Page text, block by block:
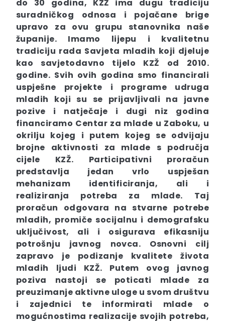
do 30 godina, KZŽ ima dugu tradiciju
suradničkog odnosa i pojačane brige
upravo za ovu grupu stanovnika naše
županije. Imamo lijepu i kvalitetnu
tradiciju rada Savjeta mladih koji djeluje
kao savjetodavno tijelo KZŽ od 2010.
godine. Svih ovih godina smo financirali
uspješne projekte i programe udruga
mladih koji su se prijavljivali na javne
pozive i natječaje i dugi niz godina
financiramo Centar za mlade u Zaboku, u
okrilju kojeg i putem kojeg se odvijaju
brojne aktivnosti za mlade s područja
cijele KZŽ. Participativni proračun
predstavlja jedan vrlo uspješan
mehanizam identificiranja, ali i
realiziranja potreba za mlade. Taj
proračun odgovara na stvarne potrebe
mladih, promiče socijalnu i demografsku
uključivost, ali i osigurava efikasniju
potrošnju javnog novca. Osnovni cilj
zapravo je podizanje kvalitete života
mladih ljudi KZŽ. Putem ovog javnog
poziva nastoji se poticati mlade za
preuzimanje aktivne uloge u svom društvu
i zajednici te informirati mlade o
mogućnostima realizacije svojih potreba,